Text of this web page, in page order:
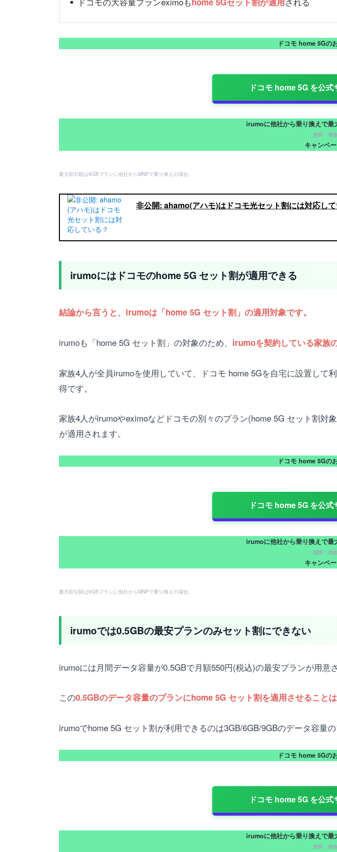
ドコモ home 5Gの
ドコモ home 5G を公
irumoに他社から乗り換えで最
期間・用
キャンペー
最大割引額は9GBプランに他社からMNPで乗り換えの場合。
非公開: ahamo(アハモ)はドコモ光セット割には対応して
irumoにはドコモのhome 5G セット割が適用できる
結論から言うと、irumoは「home 5G セット割」の適用対象です。
irumoも「home 5G セット割」の対象のため、 irumoを契約している家族
家族4人が全員irumoを使用していて、ドコモ home 5Gを自宅に設置し
得です。
家族4人がirumoやeximoなどドコモの別々のプラン(home 5G セット割対
が適用されます。
ドコモ home 5Gの
ドコモ home 5G を公
irumoに他社から乗り換えで最
期間・用
キャンペー
最大割引額は9GBプランに他社からMNPで乗り換えの場合。
irumoでは0.5GBの最安プランのみセット割にできない
irumoには月間データ容量が0.5GBで月額550円(税込)の最安プランが用意
この0.5GBのデータ容量のプランにhome 5G セット割を適用させることは
irumoでhome 5G セット割が利用できるのは3GB/6GB/9GBのデータ容量
ドコモ home 5Gの
ドコモ home 5G を公
irumoに他社から乗り換えで最
期間・用